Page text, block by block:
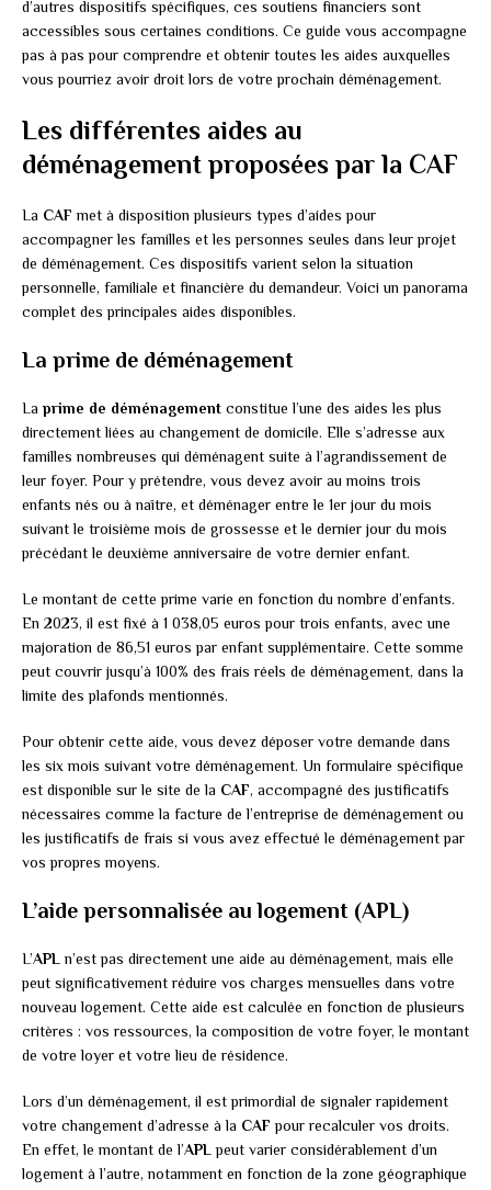
d’autres dispositifs spécifiques, ces soutiens financiers sont
accessibles sous certaines conditions. Ce guide vous accompagne
pas à pas pour comprendre et obtenir toutes les aides auxquelles
vous pourriez avoir droit lors de votre prochain déménagement.
Les différentes aides au
déménagement proposées par la CAF
La CAF met à disposition plusieurs types d’aides pour
accompagner les familles et les personnes seules dans leur projet
de déménagement. Ces dispositifs varient selon la situation
personnelle, familiale et financière du demandeur. Voici un panorama
complet des principales aides disponibles.
La prime de déménagement
La prime de déménagement constitue l’une des aides les plus
directement liées au changement de domicile. Elle s’adresse aux
familles nombreuses qui déménagent suite à l’agrandissement de
leur foyer. Pour y prétendre, vous devez avoir au moins trois
enfants nés ou à naître, et déménager entre le 1er jour du mois
suivant le troisième mois de grossesse et le dernier jour du mois
précédant le deuxième anniversaire de votre dernier enfant.
Le montant de cette prime varie en fonction du nombre d’enfants.
En 2023, il est fixé à 1 038,05 euros pour trois enfants, avec une
majoration de 86,51 euros par enfant supplémentaire. Cette somme
peut couvrir jusqu’à 100% des frais réels de déménagement, dans la
limite des plafonds mentionnés.
Pour obtenir cette aide, vous devez déposer votre demande dans
les six mois suivant votre déménagement. Un formulaire spécifique
est disponible sur le site de la CAF, accompagné des justificatifs
nécessaires comme la facture de l’entreprise de déménagement ou
les justificatifs de frais si vous avez effectué le déménagement par
vos propres moyens.
L’aide personnalisée au logement (APL)
L’APLn’est pas directement une aide au déménagement, mais elle
peut significativement réduire vos charges mensuelles dans votre
nouveau logement. Cette aide est calculée en fonction de plusieurs
critères : vos ressources, la composition de votre foyer, le montant
de votre loyer et votre lieu de résidence.
Lors d’un déménagement, il est primordial de signaler rapidement
votre changement d’adresse à la CAF pour recalculer vos droits.
En effet, le montant de l’APLpeut varier considérablement d’un
logement à l’autre, notamment en fonction de la zone géographique